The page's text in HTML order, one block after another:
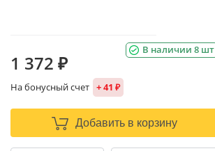
В наличии 8 шт
1 372 ₽
На бонусный счет + 41 ₽
Добавить в корзину